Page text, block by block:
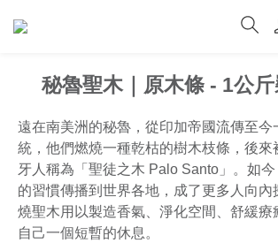
秘魯聖木｜原木條 - 1公
遠在南美洲的秘魯，從印加帝國流傳至今
統，他們燃燒一種乾枯的樹木枝條，後來
牙人稱為「聖徒之木 Palo Santo」。如
的習慣傳播到世界各地，成了更多人向內
燒聖木用以製造香氣、淨化空間、舒緩療
自己一個短暫的休息。